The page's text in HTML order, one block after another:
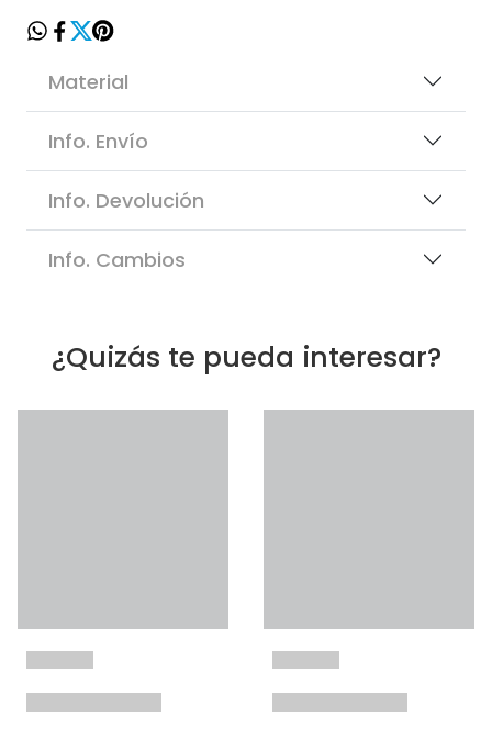
Material
Info. Envío
Info. Devolución
Info. Cambios
¿Quizás te pueda interesar?